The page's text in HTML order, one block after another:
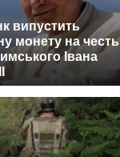
випустить
монету на честь
Івана